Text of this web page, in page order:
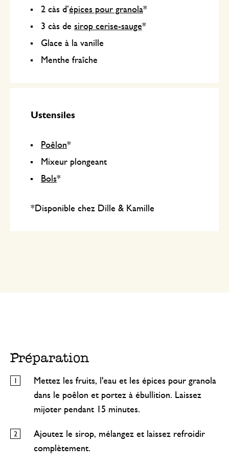
2 càs d’épices pour granola*
3 càs de sirop cerise-sauge*
Glace à la vanille
Menthe fraîche
Ustensiles
Poêlon*
Mixeur plongeant
Bols*
*Disponible chez Dille & Kamille
Préparation
Mettez les fruits, l'eau et les épices pour granola
dans le poêlon et portez à ébullition. Laissez
mijoter pendant 15 minutes.
Ajoutez le sirop, mélangez et laissez refroidir
complètement.